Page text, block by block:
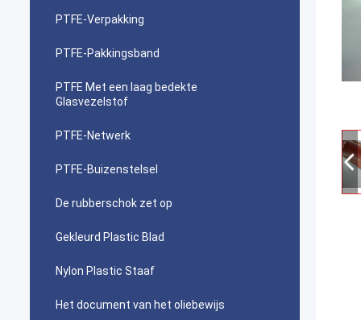
PTFE-Verpakking
PTFE-Pakkingsband
PTFE Met een laag bedekte
Glasvezelstof
PTFE-Netwerk
PTFE-Buizenstelsel
De rubberschok zet op
Gekleurd Plastic Blad
Nylon Plastic Staaf
Het document van het oliebewijs